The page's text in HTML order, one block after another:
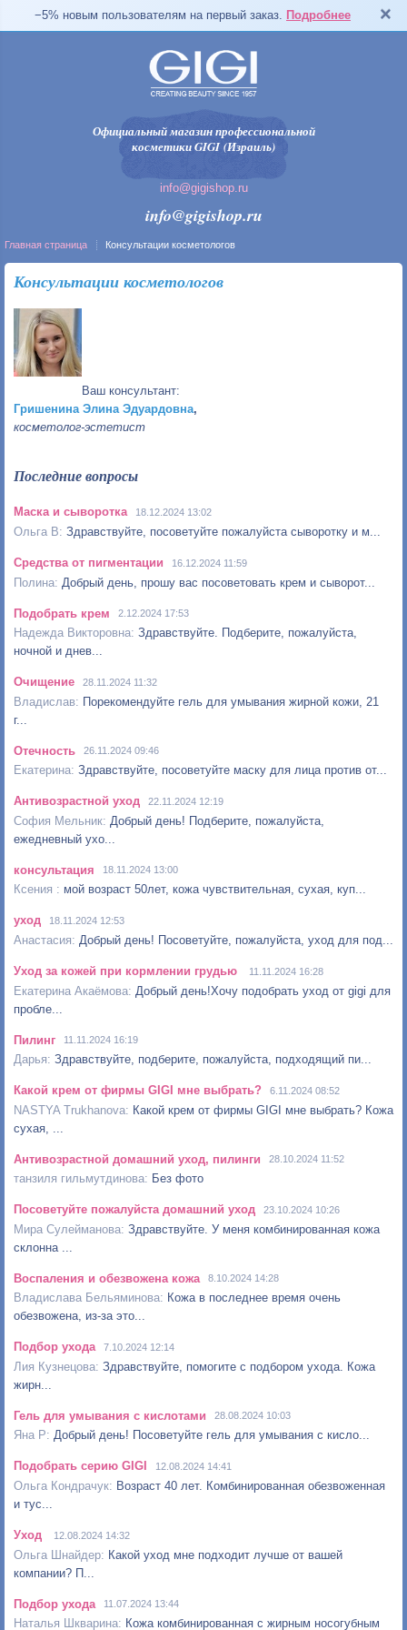
−5% новым пользователям на первый заказ. Подробнее
Официальный магазин профессиональной
косметики GIGI (Израиль)
info@gigishop.ru
info@gigishop.ru
Главная страница Консультации косметологов
Консультации косметологов
Ваш консультант:
Гришенина Элина Эдуардовна,
косметолог-эстетист
Последние вопросы
Маска и сыворотка 18.12.2024 13:02
Здравствуйте, посоветуйте пожалуйста сыворотку и м...
Средства от пигментации 16.12.2024 11:59
Добрый день, прошу вас посоветовать крем и сыворот...
Подобрать крем 2.12.2024 17:53
Здравствуйте. Подберите, пожалуйста,
ночной и днев...
Очищение 28.11.2024 11:32
Порекомендуйте гель для умывания жирной кожи, 21
г...
Отечность 26.11.2024 09:46
Здравствуйте, посоветуйте маску для лица против от...
Антивозрастной уход 22.11.2024 12:19
Добрый день! Подберите, пожалуйста,
ежедневный ухо...
консультация 18.11.2024 13:00
мой возраст 50лет, кожа чувствительная, сухая, куп...
уход 18.11.2024 12:53
Добрый день! Посоветуйте, пожалуйста, уход для под...
Уход за кожей при кормлении грудью 11.11.2024 16:28
Добрый день!Хочу подобрать уход от gigi для
пробле...
Пилинг 11.11.2024 16:19
Здравствуйте, подберите, пожалуйста, подходящий пи...
Какой крем от фирмы GIGI мне выбрать? 6.11.2024 08:52
Какой крем от фирмы GIGI мне выбрать? Кожа
сухая, ...
Антивозрастной домашний уход, пилинги 28.10.2024 11:52
Без фото
Посоветуйте пожалуйста домашний уход 23.10.2024 10:26
Здравствуйте. У меня комбинированная кожа
склонна ...
Воспаления и обезвожена кожа 8.10.2024 14:28
Кожа в последнее время очень
обезвожена, из-за это...
Подбор ухода 7.10.2024 12:14
Здравствуйте, помогите с подбором ухода. Кожа
жирн...
Гель для умывания с кислотами 28.08.2024 10:03
Добрый день! Посоветуйте гель для умывания с кисло...
Подобрать серию GIGI 12.08.2024 14:41
Возраст 40 лет. Комбинированная обезвоженная
и тус...
Уход 12.08.2024 14:32
Какой уход мне подходит лучше от вашей
компании? П...
Подбор ухода 11.07.2024 13:44
Кожа комбинированная с жирным носогубным